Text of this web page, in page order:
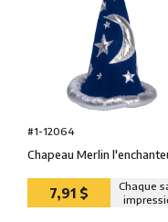
#1-12064
Chapeau Merlin
7,91 $
Chaque